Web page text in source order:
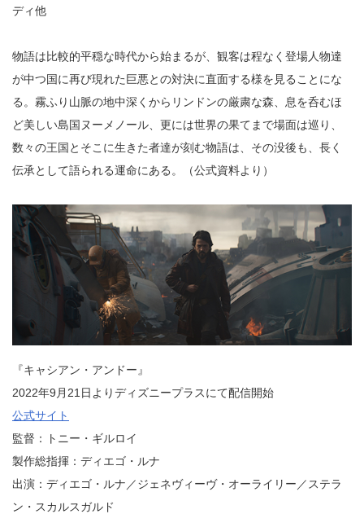
ディ他
物語は比較的平穏な時代から始まるが、観客は程なく登場人物達
が中つ国に再び現れた巨悪との対決に直面する様を見ることにな
る。霧ふり山脈の地中深くからリンドンの厳粛な森、息を呑むほ
ど美しい島国ヌーメノール、更には世界の果てまで場面は巡り、
数々の王国とそこに生きた者達が刻む物語は、その没後も、長く
伝承として語られる運命にある。（公式資料より）
『キャシアン・アンドー』
2022年9月21日よりディズニープラスにて配信開始
公式サイト
監督：トニー・ギルロイ
製作総指揮：ディエゴ・ルナ
出演：ディエゴ・ルナ／ジェネヴィーヴ・オーライリー／ステラ
ン・スカルスガルド